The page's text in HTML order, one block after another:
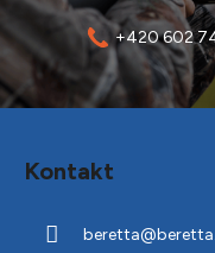
+420 602
Kontakt
beretta@